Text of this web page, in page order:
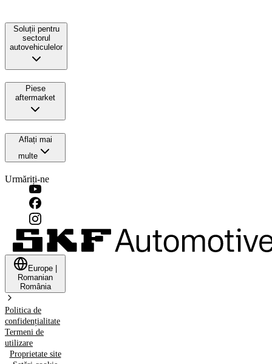
Soluții pentru
sectorul
autovehiculelor
Piese
aftermarket
Aflați mai
multe
Urmăriți-ne
Europe
Romanian
România
Politica de
confidențialitate
Termeni de
utilizare
Proprietate site